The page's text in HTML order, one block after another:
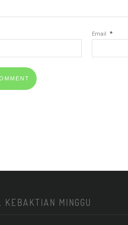
Email *
KEBAKTIAN MINGGU